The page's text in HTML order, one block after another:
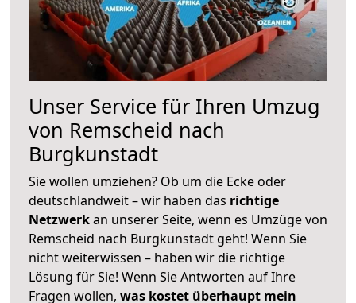
Unser Service für Ihren Umzug
von Remscheid nach
Burgkunstadt
Sie wollen umziehen? Ob um die Ecke oder
deutschlandweit – wir haben das richtige
Netzwerkan unserer Seite, wenn es Umzüge von
Remscheid nach Burgkunstadt geht! Wenn Sie
nicht weiterwissen – haben wir die richtige
Lösung für Sie! Wenn Sie Antworten auf Ihre
Fragen wollen, was kostet überhaupt mein